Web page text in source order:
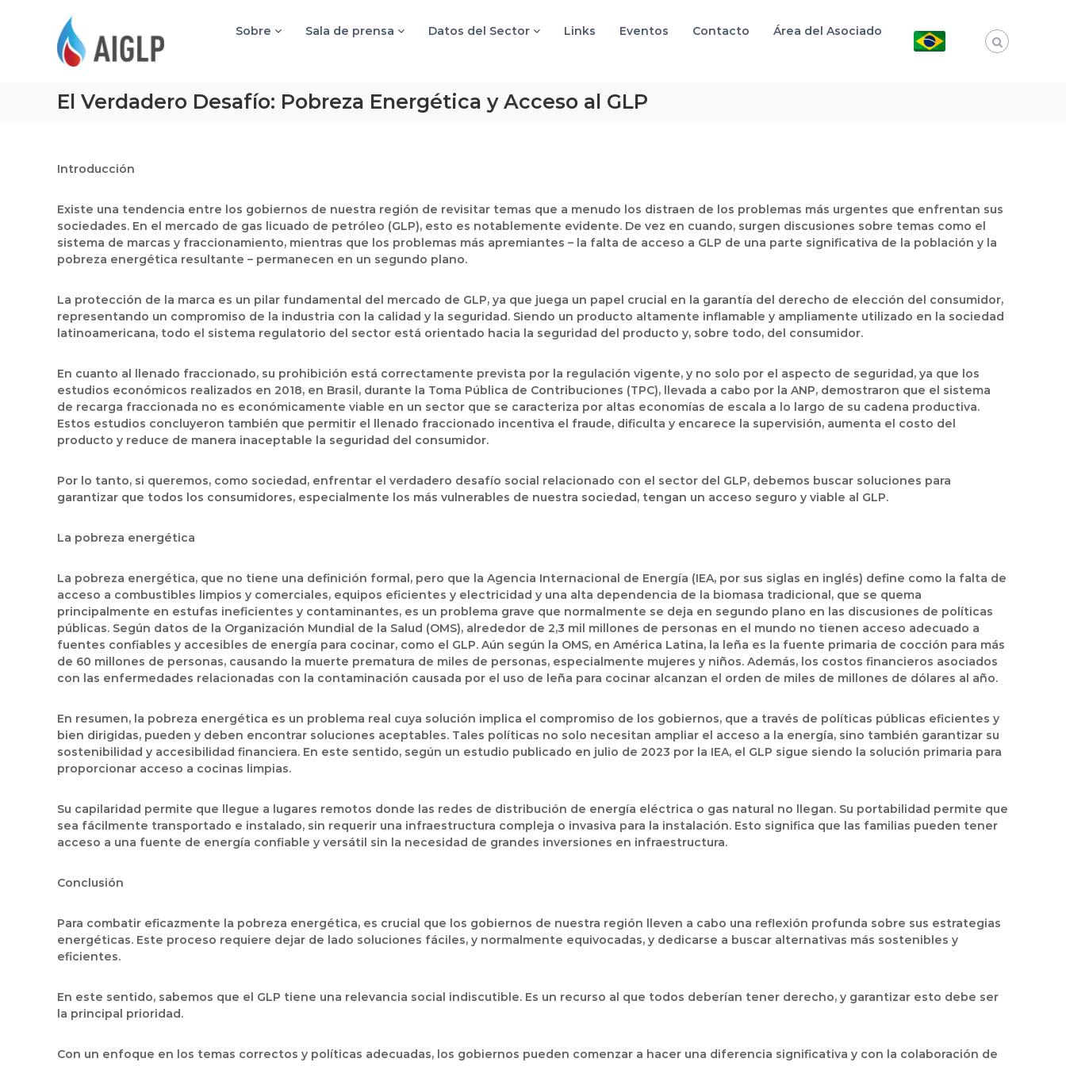
Sobre Sala de prensa Datos del Sector Links Eventos Contacto Área del Asociado
El Verdadero Desafío: Pobreza Energética y Acceso al GLP
Introducción
Existe una tendencia entre los gobiernos de nuestra región de revisitar temas que a menudo los distraen de los problemas más urgentes que enfrentan sus
sociedades. En el mercado de gas licuado de petróleo (GLP), esto es notablemente evidente. De vez en cuando, surgen discusiones sobre temas como el
sistema de marcas y fraccionamiento, mientras que los problemas más apremiantes – la falta de acceso a GLP de una parte significativa de la población y la
pobreza energética resultante – permanecen en un segundo plano.
La protección de la marca es un pilar fundamental del mercado de GLP, ya que juega un papel crucial en la garantía del derecho de elección del consumidor,
representando un compromiso de la industria con la calidad y la seguridad. Siendo un producto altamente inflamable y ampliamente utilizado en la sociedad
latinoamericana, todo el sistema regulatorio del sector está orientado hacia la seguridad del producto y, sobre todo, del consumidor.
En cuanto al llenado fraccionado, su prohibición está correctamente prevista por la regulación vigente, y no solo por el aspecto de seguridad, ya que los
estudios económicos realizados en 2018, en Brasil, durante la Toma Pública de Contribuciones (TPC), llevada a cabo por la ANP, demostraron que el sistema
de recarga fraccionada no es económicamente viable en un sector que se caracteriza por altas economías de escala a lo largo de su cadena productiva.
Estos estudios concluyeron también que permitir el llenado fraccionado incentiva el fraude, dificulta y encarece la supervisión, aumenta el costo del
producto y reduce de manera inaceptable la seguridad del consumidor.
Por lo tanto, si queremos, como sociedad, enfrentar el verdadero desafío social relacionado con el sector del GLP, debemos buscar soluciones para
garantizar que todos los consumidores, especialmente los más vulnerables de nuestra sociedad, tengan un acceso seguro y viable al GLP.
La pobreza energética
La pobreza energética, que no tiene una definición formal, pero que la Agencia Internacional de Energía (IEA, por sus siglas en inglés) define como la falta de
acceso a combustibles limpios y comerciales, equipos eficientes y electricidad y una alta dependencia de la biomasa tradicional, que se quema
principalmente en estufas ineficientes y contaminantes, es un problema grave que normalmente se deja en segundo plano en las discusiones de políticas
públicas. Según datos de la Organización Mundial de la Salud (OMS), alrededor de 2,3 mil millones de personas en el mundo no tienen acceso adecuado a
fuentes confiables y accesibles de energía para cocinar, como el GLP. Aún según la OMS, en América Latina, la leña es la fuente primaria de cocción para más
de 60 millones de personas, causando la muerte prematura de miles de personas, especialmente mujeres y niños. Además, los costos financieros asociados
con las enfermedades relacionadas con la contaminación causada por el uso de leña para cocinar alcanzan el orden de miles de millones de dólares al año.
En resumen, la pobreza energética es un problema real cuya solución implica el compromiso de los gobiernos, que a través de políticas públicas eficientes y
bien dirigidas, pueden y deben encontrar soluciones aceptables. Tales políticas no solo necesitan ampliar el acceso a la energía, sino también garantizar su
sostenibilidad y accesibilidad financiera. En este sentido, según un estudio publicado en julio de 2023 por la IEA, el GLP sigue siendo la solución primaria para
proporcionar acceso a cocinas limpias.
Su capilaridad permite que llegue a lugares remotos donde las redes de distribución de energía eléctrica o gas natural no llegan. Su portabilidad permite que
sea fácilmente transportado e instalado, sin requerir una infraestructura compleja o invasiva para la instalación. Esto significa que las familias pueden tener
acceso a una fuente de energía confiable y versátil sin la necesidad de grandes inversiones en infraestructura.
Conclusión
Para combatir eficazmente la pobreza energética, es crucial que los gobiernos de nuestra región lleven a cabo una reflexión profunda sobre sus estrategias
energéticas. Este proceso requiere dejar de lado soluciones fáciles, y normalmente equivocadas, y dedicarse a buscar alternativas más sostenibles y
eficientes.
En este sentido, sabemos que el GLP tiene una relevancia social indiscutible. Es un recurso al que todos deberían tener derecho, y garantizar esto debe ser
la principal prioridad.
Con un enfoque en los temas correctos y políticas adecuadas, los gobiernos pueden comenzar a hacer una diferencia significativa y con la colaboración de